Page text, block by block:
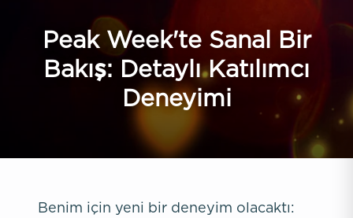
Peak Week'te Sanal Bir
Bakış: Detaylı Katılımcı
Deneyimi
Benim için yeni bir deneyim olacaktı: